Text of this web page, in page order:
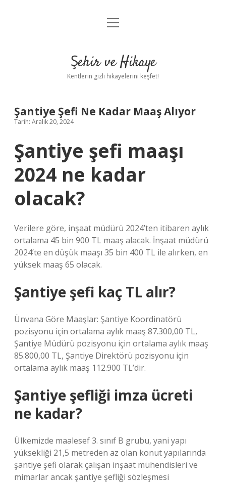
Anasayfa
Yasal Uyarı
menüyü
Şehir ve Hikaye
Kentlerin gizli hikayelerini keşfet!
Şantiye Şefi Ne Kadar Maaş Alıyor
Tarih: Aralık 20, 2024
Şantiye şefi maaşı
2024 ne kadar
olacak?
Verilere göre, inşaat müdürü 2024’ten itibaren aylık
ortalama 45 bin 900 TL maaş alacak. İnşaat müdürü
2024’te en düşük maaşı 35 bin 400 TL ile alırken, en
yüksek maaş 65 olacak.
Şantiye şefi kaç TL alır?
Ünvana Göre Maaşlar: Şantiye Koordinatörü
pozisyonu için ortalama aylık maaş 87.300,00 TL,
Şantiye Müdürü pozisyonu için ortalama aylık maaş
85.800,00 TL, Şantiye Direktörü pozisyonu için
ortalama aylık maaş 112.900 TL’dir.
Şantiye şefliği imza ücreti
ne kadar?
Ülkemizde maalesef 3. sınıf B grubu, yani yapı
yüksekliği 21,5 metreden az olan konut yapılarında
şantiye şefi olarak çalışan inşaat mühendisleri ve
mimarlar ancak şantiye şefliği sözleşmesi